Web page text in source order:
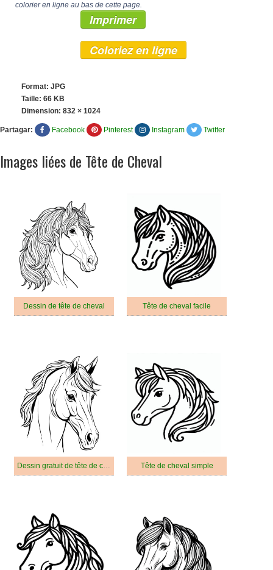
colorier en ligne au bas de cette page.
Imprimer
Coloriez en ligne
Format: JPG
Taille: 66 KB
Dimension: 832 × 1024
Partagar: Facebook Pinterest Instagram Twitter
Images liées de Tête de Cheval
Dessin de tête de cheval Tête de cheval facile
Dessin gratuit de tête de cheval Tête de cheval simple